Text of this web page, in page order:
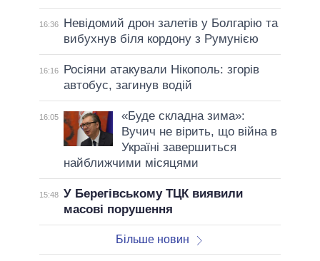
16:36
Невідомий дрон залетів у Болгарію та
вибухнув біля кордону з Румунією
16:16
Росіяни атакували Нікополь: згорів
автобус, загинув водій
16:05
«Буде складна зима»:
Вучич не вірить, що війна в
Україні завершиться
найближчими місяцями
15:48 У Берегівському ТЦК виявили
масові порушення
Більше новин